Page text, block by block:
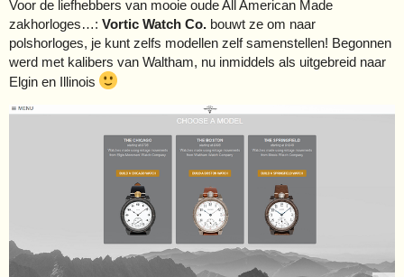
Voor de liefhebbers van mooie oude All American Made
zakhorloges…: Vortic Watch Co. bouwt ze om naar
polshorloges, je kunt zelfs modellen zelf samenstellen! Begonnen
werd met kalibers van Waltham, nu inmiddels als uitgebreid naar
Elgin en Illinois